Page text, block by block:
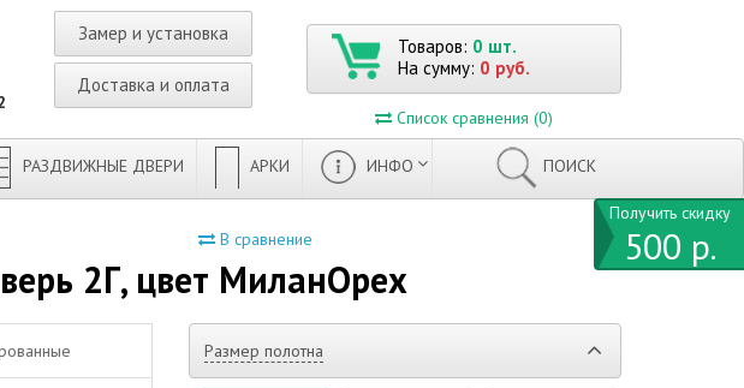
Замер и установка
Доставка и оплата
Товаров: 0 шт.
На сумму: 0 руб.
Список сравнения (0)
РАЗДВИЖНЫЕ ДВЕРИ АРКИ ИНФО ПОИСК
В сравнение
2Г, цвет МиланОрех
Размер полотна
Получить скидку
500 р.